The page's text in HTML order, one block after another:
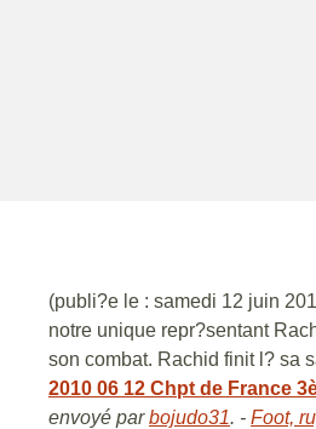
(publi?e le : samedi 12 juin
notre unique repr?sentant
son combat. Rachid finit l? sa
2010 06 12 Chpt de France
envoyé parbojudo31. - Foot,